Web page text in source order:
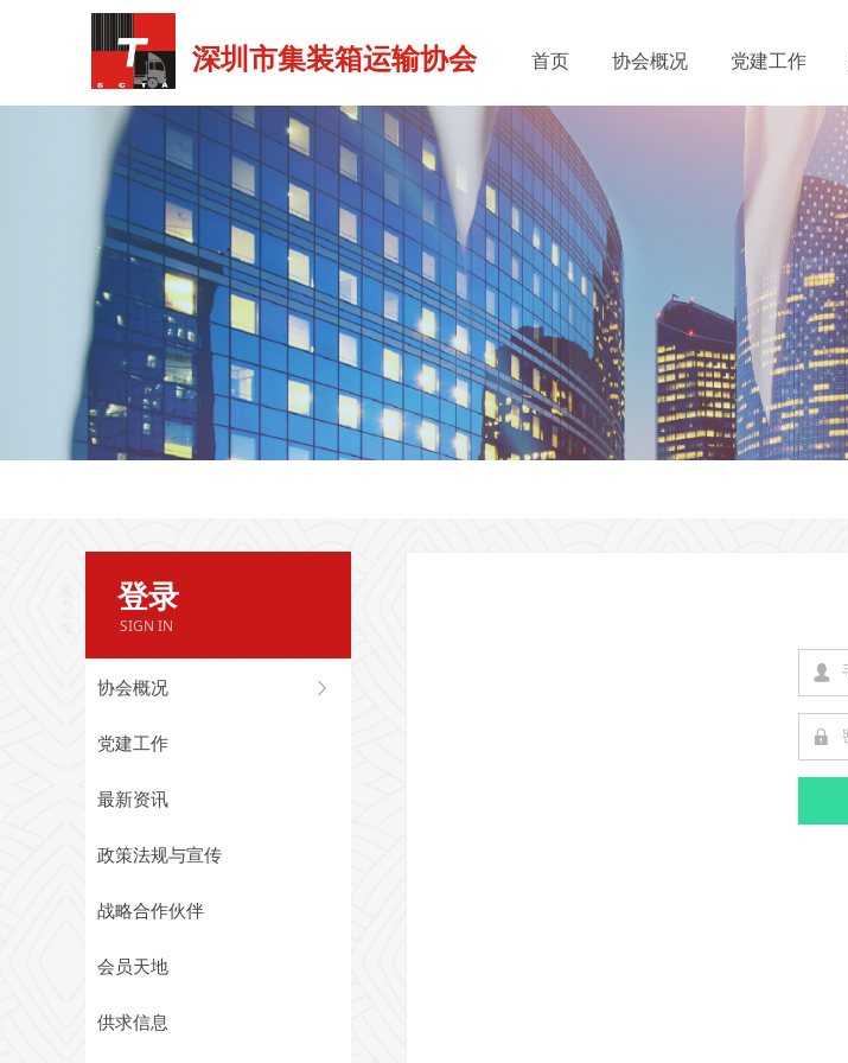
首页 协会概况 党建工作
深圳市集装箱运输协会
넙
끕
登录
SIGN IN
协会概况 ꁕ
党建工作
最新资讯
政策法规与宣传
战略合作伙伴
会员天地
供求信息